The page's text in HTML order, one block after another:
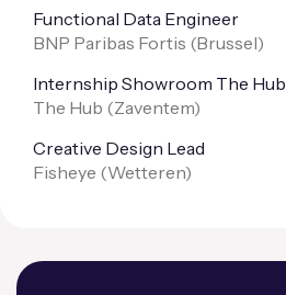
Functional Data Engineer
BNP Paribas Fortis (Brussel)
Internship Showroom The Hub
The Hub (Zaventem)
Creative Design Lead
Fisheye (Wetteren)